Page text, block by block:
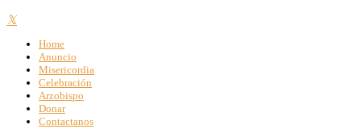
Home
Anuncio
Misericordia
Celebración
Arzobispo
Donar
Contactanos